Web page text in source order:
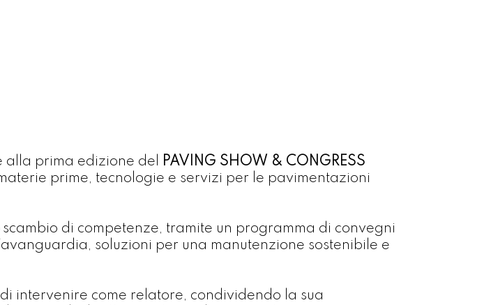
alla prima edizione del PAVING SHOW & CONGRESS
prime, tecnologie e servizi per le pavimentazioni
di competenze, tramite un programma di convegni
soluzioni per una manutenzione sostenibile e
intervenire come relatore, condividendo la sua